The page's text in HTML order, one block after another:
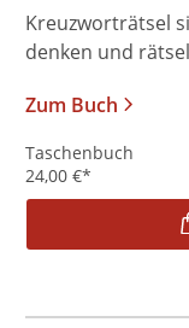
Kreuzworträtsel
denken und
Zum Buch
Taschenbuch
24,00 €*